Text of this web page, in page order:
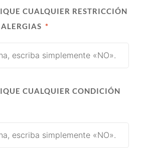
CUALQUIER RESTRICCIÓN
CUALQUIER CONDICIÓN